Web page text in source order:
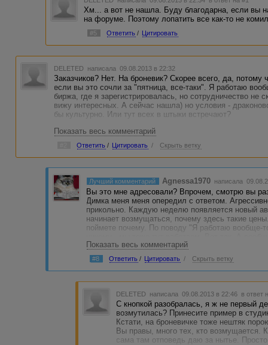
Хм... а вот не нашла. Буду благодарна, если вы
на форуме. Поэтому лопатить все как-то не
#5 Ответить / Цитировать
DELETED написала 09.08.2013 в 22:32
Заказчиков? Нет. На броневик? Скорее всего, да, потому
если вы это сочли за "пятница, все-таки". Я работаю
биржа, где я зарегистрировалась, но сотрудничество
вижу интересных. А сейчас нашла) но условия -
бы культурно. Или тут всех в штыки встречают?
По второму. Спасибо за то, что послали. Посмотрю там.
Кстати, а почему вы так агрессивно настроены? Мне
же хочу ответ получить) чтобы мое сообщение почило в
налицо, вы дали очень интересный адрес) Спасибо. Не
кто лезет на броневичок, и раз вам моя пламенная речь
правильно оформлена)))
Показать весь комментарий
Ответить / Цитировать / Скрыть ветку
Лучший комментарий Agnessa1970 написала
Вы это мне адресовали? Впрочем, смотрю вы
Димка меня меня опередил с ответом.
прикольно. Каждую неделю появляется новый
начинает возмущаться, почему здесь такие
поймете почему. По поводу "Я работаю вообще-
весело. Только с броневичка слезьте, там
Показать весь комментарий
#8 Ответить / Цитировать / Скрыть ветку
DELETED написала 09.08.2013 в 22:46 в ответ
С кнопкой разобралась, я ж не первый
возмутилась? Принесите пример в
Кстати, на броневичке тоже нештяк
Вы правы, много тех, кто возмущается.
сама там отповедь даю за нытье. Просто